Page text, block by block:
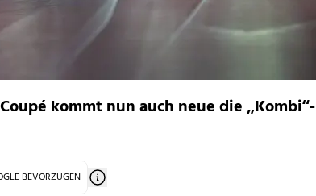
kommt nun auch neue die „Kombi“-
BEVORZUGEN